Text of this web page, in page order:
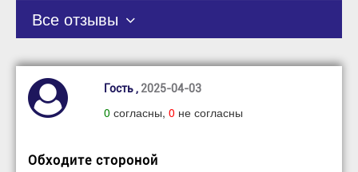
Все отзывы
Гость , 2025-04-03
0 согласны, 0 не согласны
Обходите стороной